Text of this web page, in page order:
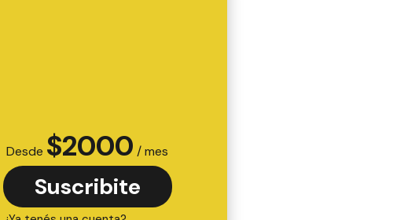
Desde $2000 / mes
Suscribite